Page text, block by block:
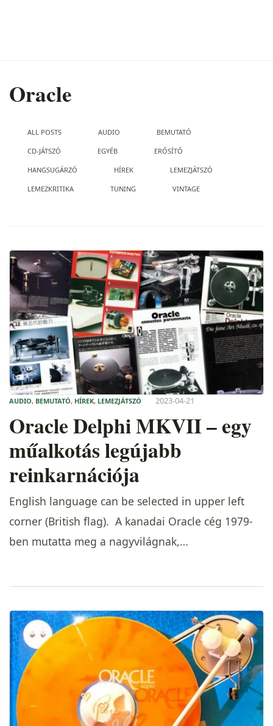
Oracle
ALL POSTS AUDIO BEMUTATÓ
CD-JÁTSZÓ EGYÉB ERŐSÍTŐ
HANGSUGÁRZÓ HÍREK LEMEZJÁTSZÓ
LEMEZKRITIKA TUNING VINTAGE
AUDIO, BEMUTATÓ, HÍREK, LEMEZJÁTSZÓ 2023-04-21
Oracle Delphi MKVII – egy
műalkotás legújabb
reinkarnációja
English language can be selected in upper left
corner (British flag). A kanadai Oracle cég 1979-
ben mutatta meg a nagyvilágnak,…